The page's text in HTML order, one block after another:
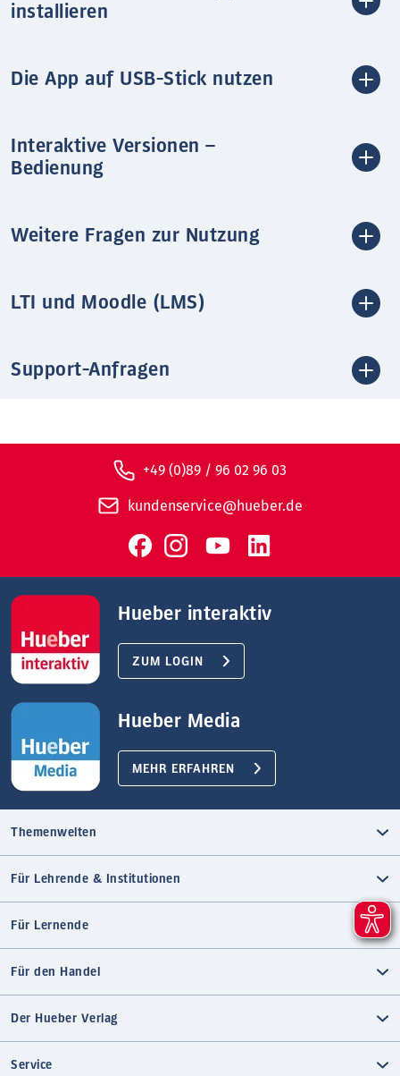
installieren
Die App auf USB-Stick nutzen
Interaktive Versionen –
Bedienung
Weitere Fragen zur Nutzung
LTI und Moodle (LMS)
Support-Anfragen
+49 (0)89 / 96 02 96 03
kundenservice@hueber.de
Hueber interaktiv
ZUM LOGIN
Hueber Media
MEHR ERFAHREN
Themenwelten
Für Lehrende & Institutionen
Für Lernende
Für den Handel
Der Hueber Verlag
Service